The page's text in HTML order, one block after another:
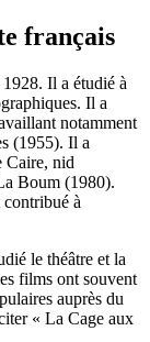
français
Il a étudié à
Il a
notamment
(1955). Il a
Caire, nid
Boum (1980).
contribué à
le théâtre et la
films ont souvent
auprès du
« La Cage aux